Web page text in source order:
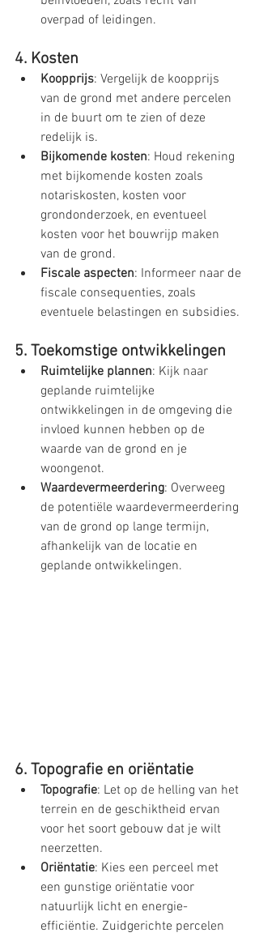
overpad of leidingen.
4. Kosten
Koopprijs: Vergelijk de koopprijs
van de grond met andere percelen
in de buurt om te zien of deze
redelijk is.
Bijkomende kosten: Houd rekening
met bijkomende kosten zoals
notariskosten, kosten voor
grondonderzoek, en eventueel
kosten voor het bouwrijp maken
van de grond.
Fiscale aspecten: Informeer naar de
fiscale consequenties, zoals
eventuele belastingen en subsidies.
5. Toekomstige ontwikkelingen
Ruimtelijke plannen: Kijk naar
geplande ruimtelijke
ontwikkelingen in de omgeving die
invloed kunnen hebben op de
waarde van de grond en je
woongenot.
Waardevermeerdering: Overweeg
de potentiële waardevermeerdering
van de grond op lange termijn,
afhankelijk van de locatie en
geplande ontwikkelingen.
6. Topografie en oriëntatie
Topografie: Let op de helling van het
terrein en de geschiktheid ervan
voor het soort gebouw dat je wilt
neerzetten.
Oriëntatie: Kies een perceel met
een gunstige oriëntatie voor
natuurlijk licht en energie-
efficiëntie. Zuidgerichte percelen